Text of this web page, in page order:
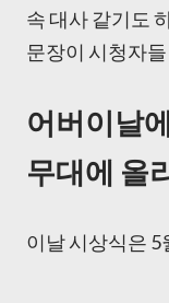
속 대사 같기도
문장이 시청자
어버이날
무대에 올
이날 시상식은 5